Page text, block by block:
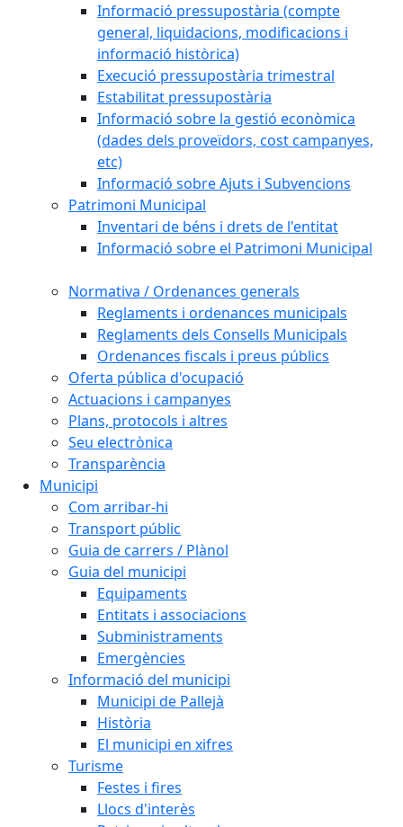
Informació pressupostària (compte
general, liquidacions, modificacions i
informació històrica)
Execució pressupostària trimestral
Estabilitat pressupostària
Informació sobre la gestió econòmica
(dades dels proveïdors, cost campanyes,
etc)
Informació sobre Ajuts i Subvencions
Patrimoni Municipal
Inventari de béns i drets de l'entitat
Informació sobre el Patrimoni Municipal
Normativa / Ordenances generals
Reglaments i ordenances municipals
Reglaments dels Consells Municipals
Ordenances fiscals i preus públics
Oferta pública d'ocupació
Actuacions i campanyes
Plans, protocols i altres
Seu electrònica
Transparència
Municipi
Com arribar-hi
Transport públic
Guia de carrers / Plànol
Guia del municipi
Equipaments
Entitats i associacions
Subministraments
Emergències
Informació del municipi
Municipi de Pallejà
Història
El municipi en xifres
Turisme
Festes i fires
Llocs d'interès